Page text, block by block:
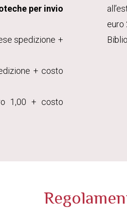
per invio
spedizione +
+ costo
1,00 + costo
euro